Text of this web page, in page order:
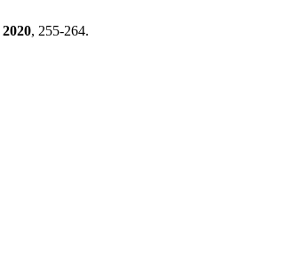
2020, 255-264.